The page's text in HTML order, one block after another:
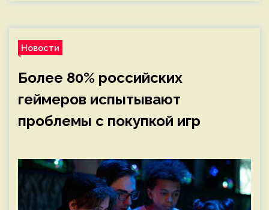
Новости
Более 80% российских
геймеров испытывают
проблемы с покупкой игр